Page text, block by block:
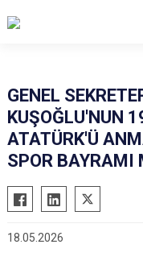
GENEL
KUŞOĞLU'NUN
ATATÜRK'Ü
SPOR BAYRAMI
18.05.2026